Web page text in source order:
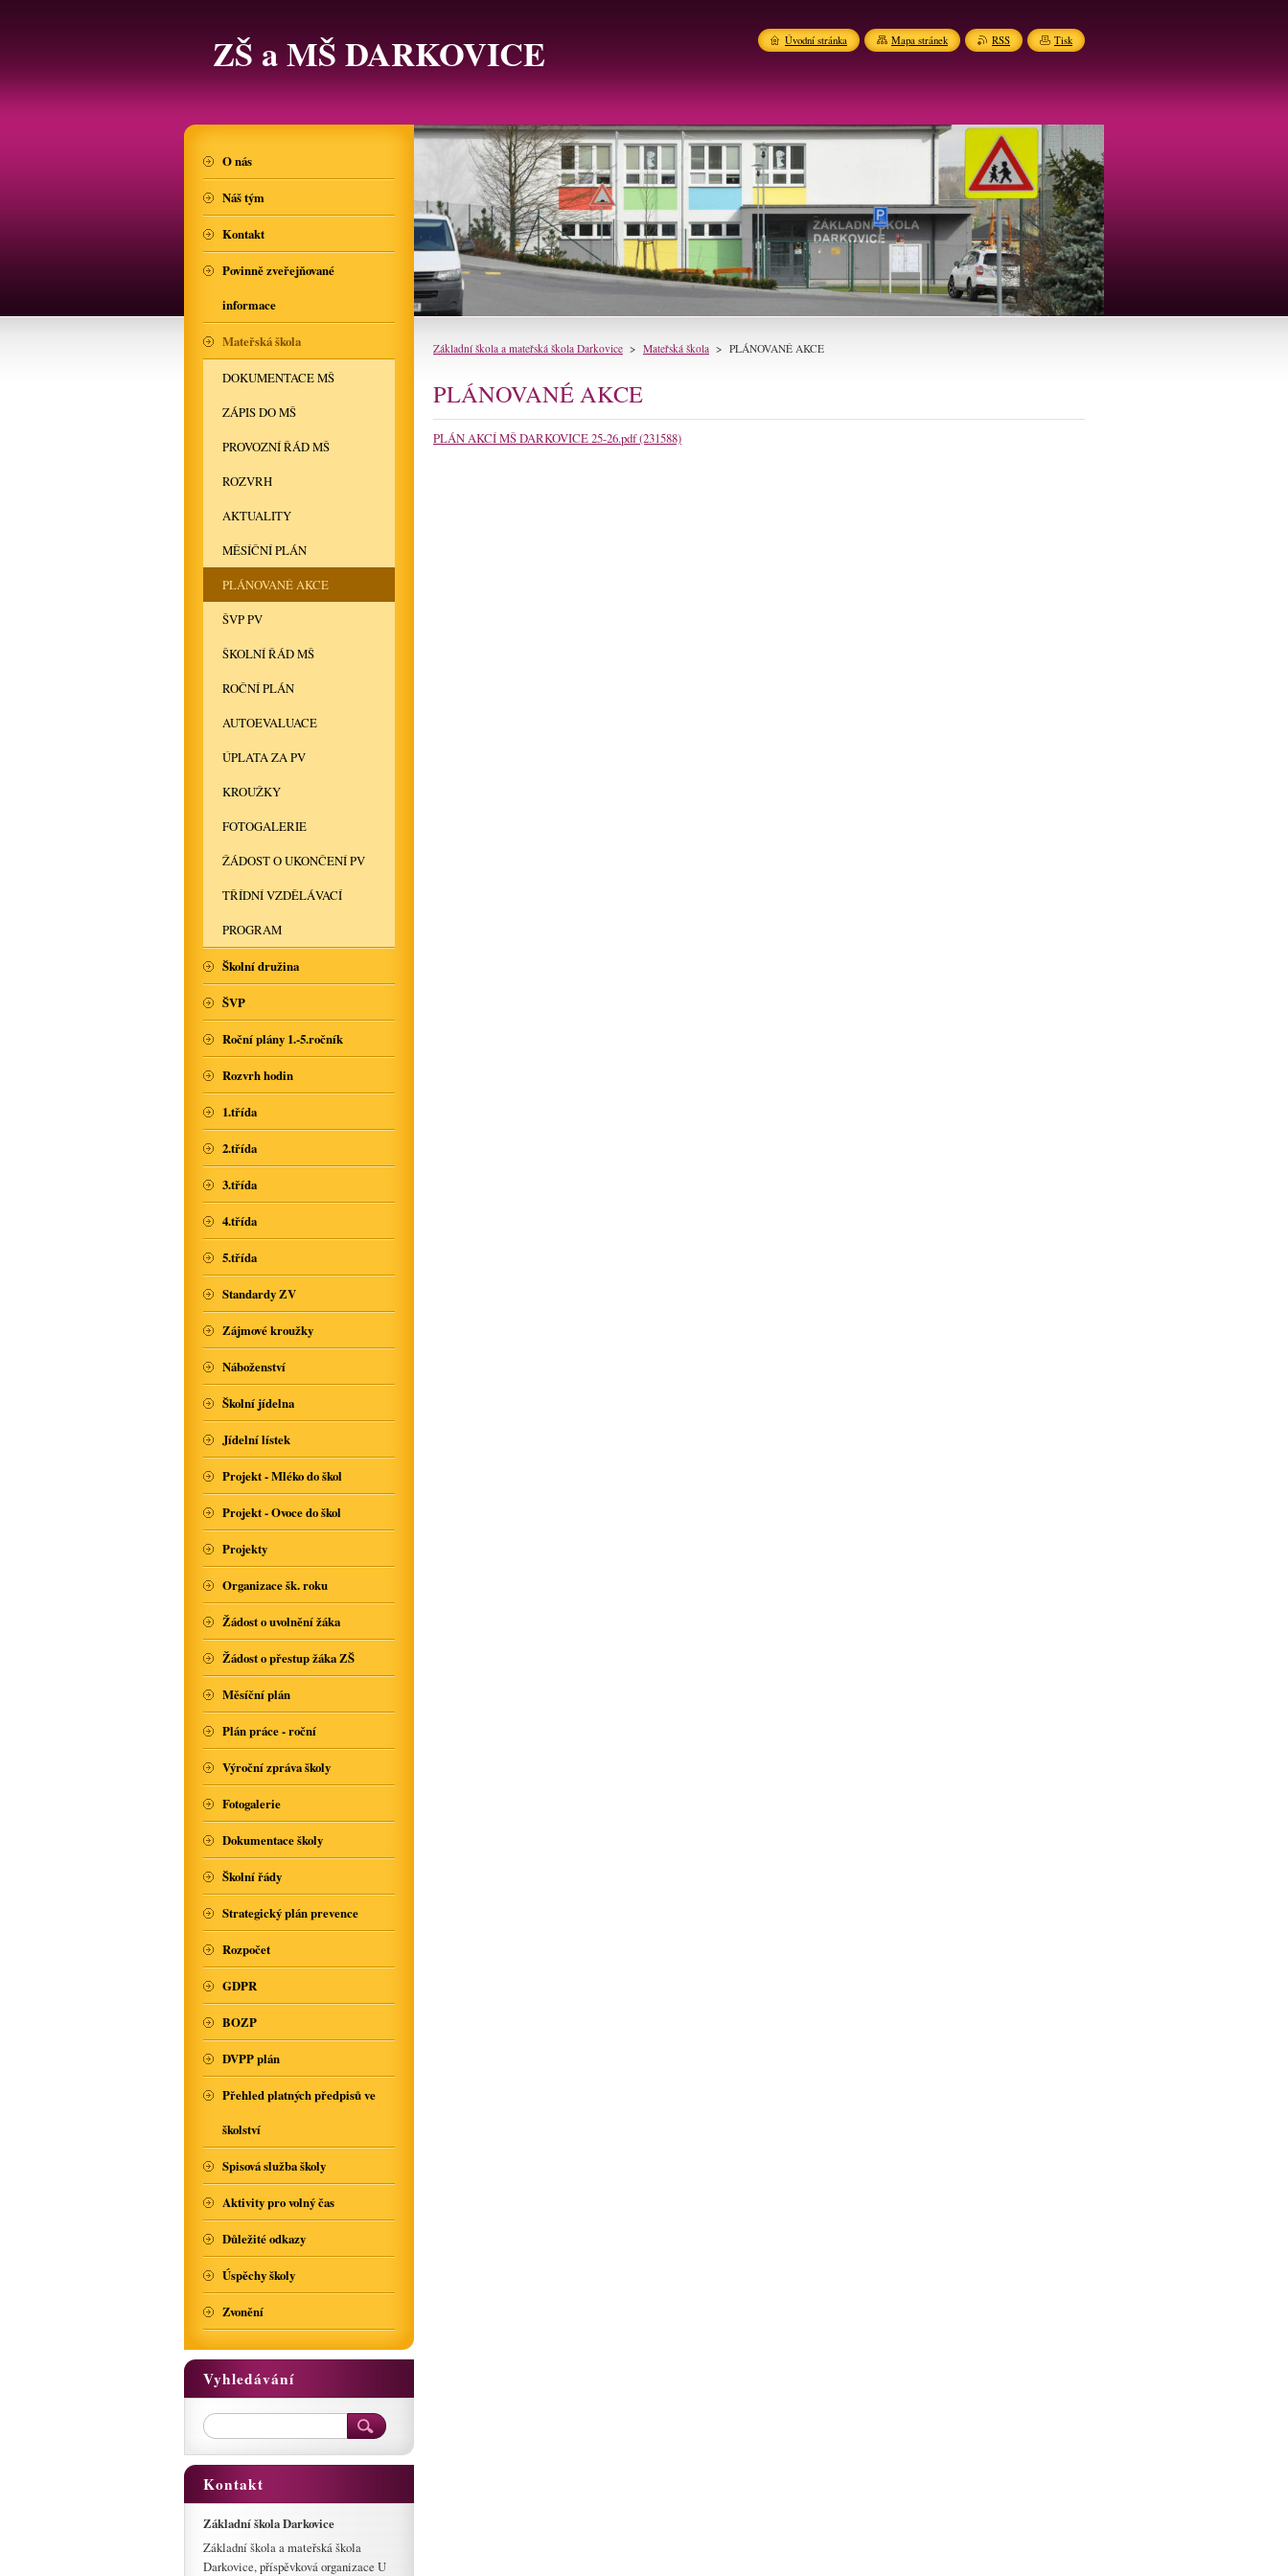
ZŠ a MŠ DARKOVICE
Základní škola a mateřská škola Darkovice > Mateřská škola > PLÁNOVANÉ AKCE
PLÁNOVANÉ AKCE
PLÁN AKCÍ MŠ DARKOVICE 25-26.pdf (231588)
O nás
Náš tým
Kontakt
Povinně zveřejňované
informace
Mateřská škola
DOKUMENTACE MŠ
ZÁPIS DO MŠ
PROVOZNÍ ŘÁD MŠ
ROZVRH
AKTUALITY
MĚSÍČNÍ PLÁN
PLÁNOVANÉ AKCE
ŠVP PV
ŠKOLNÍ ŘÁD MŠ
ROČNÍ PLÁN
AUTOEVALUACE
ÚPLATA ZA PV
KROUŽKY
FOTOGALERIE
ŽÁDOST O UKONČENÍ PV
TŘÍDNÍ VZDĚLÁVACÍ
PROGRAM
Školní družina
ŠVP
Roční plány 1.-5.ročník
Rozvrh hodin
1.třída
2.třída
3.třída
4.třída
5.třída
Standardy ZV
Zájmové kroužky
Náboženství
Školní jídelna
Jídelní lístek
Projekt - Mléko do škol
Projekt - Ovoce do škol
Projekty
Organizace šk. roku
Žádost o uvolnění žáka
Žádost o přestup žáka ZŠ
Měsíční plán
Plán práce - roční
Výroční zpráva školy
Fotogalerie
Dokumentace školy
Školní řády
Strategický plán prevence
Rozpočet
GDPR
BOZP
DVPP plán
Přehled platných předpisů ve
školství
Spisová služba školy
Aktivity pro volný čas
Důležité odkazy
Úspěchy školy
Zvonění
Vyhledávání
Kontakt
Základní škola Darkovice
Základní škola a mateřská škola
Darkovice, příspěvková organizace U
Úvodní stránka Mapa stránek RSS Tisk